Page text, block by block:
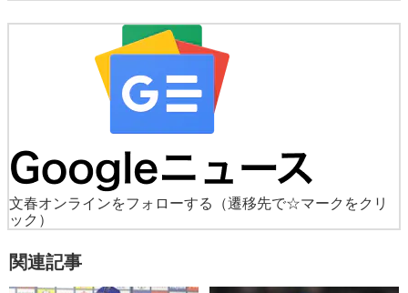
文春オンラインをフォローする
（遷移先で☆マークをクリ
ック）
関連記事